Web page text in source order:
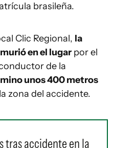
brasileña.
Clic Regional, la
en el lugar por el
de la
unos 400 metros
zona del accidente.
tras accidente en la